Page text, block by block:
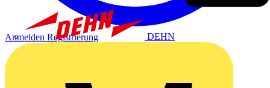
DEHN
Anmelden Registrierung